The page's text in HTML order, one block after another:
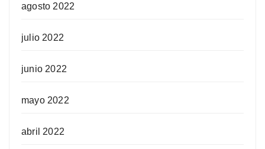
agosto 2022
julio 2022
junio 2022
mayo 2022
abril 2022